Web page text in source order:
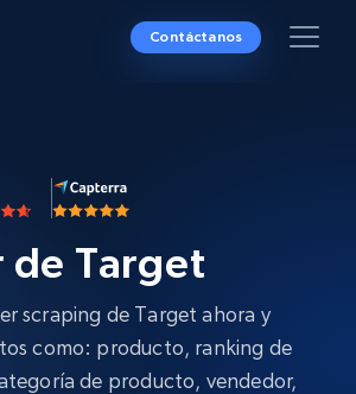
Contáctanos
de Target
scraping de Target ahora y
como: producto, ranking de
de producto, vendedor,